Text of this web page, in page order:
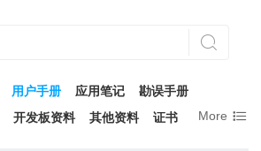

用户手册 应用笔记
勘误手册
开发板资料 其他资料 证书 More 